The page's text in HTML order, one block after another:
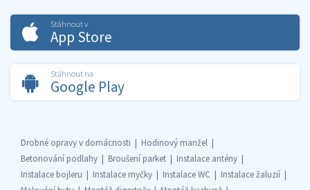
Stáhnout v
App Store
Stáhnout na
Google Play
Drobné opravy v domácnosti
Hodinový manžel
Betonování podlahy
Broušení parket
Instalace antény
Instalace bojleru
Instalace myčky Instalace WC
Instalace žaluzií